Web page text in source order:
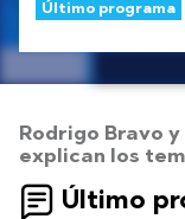
Último programa
Rodrigo Bravo
explican los
Último